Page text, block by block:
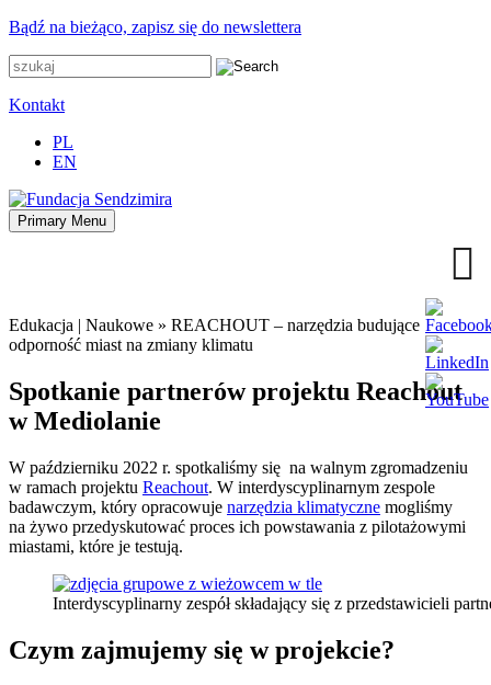
Przejdź
zawartości
Bądź na bieżąco, zapisz się do newslettera
Kontakt
PL
EN
Fundacja Sendzimira
Oferujemy wsparcie doradcze i szkoleniowe z zakresu
zrównoważonego rozwoju miast, nasza specjalizacja to wdrażanie
błękitno-zielonej infrastruktury i adaptacja miast do zmian klimatu
Primary Menu
Edukacja | Naukowe » REACHOUT – narzędzia budujące
odporność miast na zmiany klimatu
Spotkanie partnerów projektu Reachout
w Mediolanie
W październiku 2022 r. spotkaliśmy się na walnym zgromadzeniu
w ramach projektu Reachout. W interdyscyplinarnym zespole
badawczym, który opracowuje narzędzia klimatyczne mogliśmy
na żywo przedyskutować proces ich powstawania z pilotażowymi
miastami, które je testują.
Interdyscyplinarny zespół składający się z przedstawicieli
Czym zajmujemy się w projekcie?